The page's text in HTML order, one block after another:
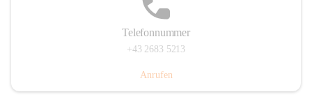
Telefonnummer
+43 2683 5213
Anrufen